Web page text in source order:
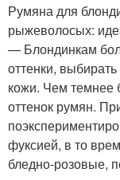
Румяна для
рыжеволосых:
— Блондинкам
оттенки,
кожи. Чем
оттенок румян.
фуксией, в то
бледно-розовые,